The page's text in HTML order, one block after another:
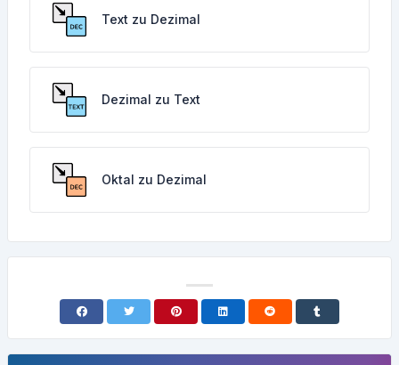
Text zu Dezimal
Dezimal zu Text
Oktal zu Dezimal